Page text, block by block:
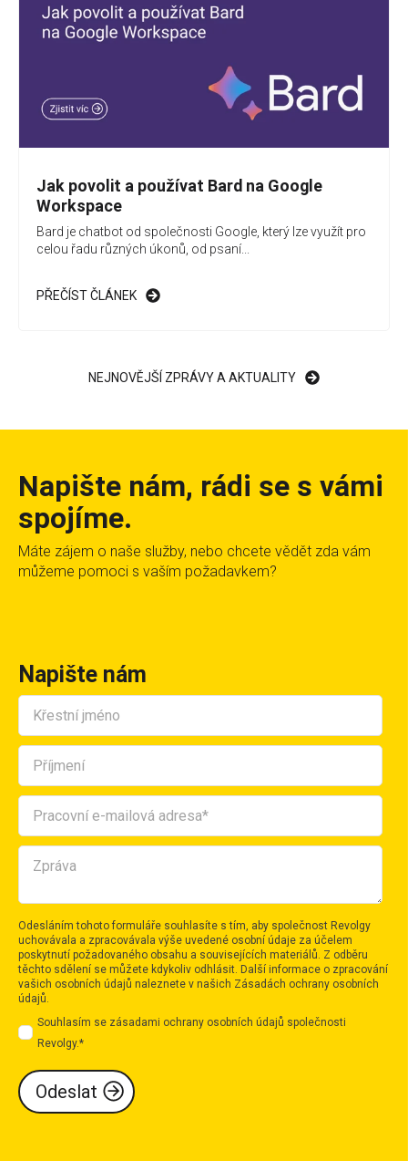
Jak povolit a používat Bard na Google
Workspace
Bard je chatbot od společnosti Google, který lze využít pro
celou řadu různých úkonů, od psaní...
PŘEČÍST ČLÁNEK
NEJNOVĚJŠÍ ZPRÁVY A AKTUALITY
Napište nám, rádi se s vámi
spojíme.
Máte zájem o naše služby, nebo chcete vědět zda vám
můžeme pomoci s vaším požadavkem?
Napište nám
Odesláním tohoto formuláře souhlasíte s tím, aby společnost Revolgy
uchovávala a zpracovávala výše uvedené osobní údaje za účelem
poskytnutí požadovaného obsahu a souvisejících materiálů. Z odběru
těchto sdělení se můžete kdykoliv odhlásit. Další informace o zpracování
vašich osobních údajů naleznete v našich Zásadách ochrany osobních
údajů
Souhlasím se zásadami ochrany osobních údajů společnosti
Revolgy.*